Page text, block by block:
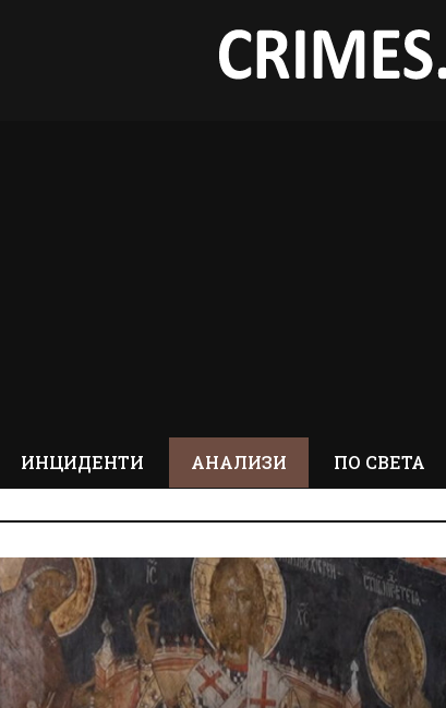
ИНЦИДЕНТИ АНАЛИЗИ ПО СВЕТА